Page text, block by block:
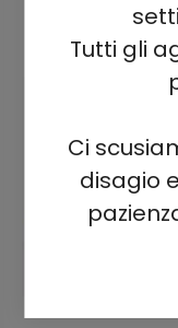
Tutti gli
Ci
disagio